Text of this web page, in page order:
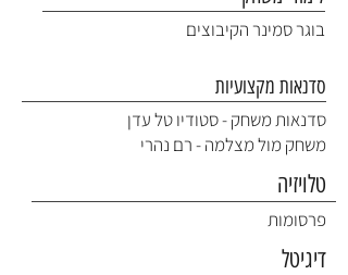
בוגר סמינר הקיבוצים
סדנאות מקצועיות
סדנאות משחק - סטודיו טל עדן
משחק מול מצלמה - רם נהרי
טלויזיה
פרסומות
דיגיטל